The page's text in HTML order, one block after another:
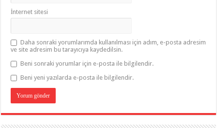
İnternet sitesi
Daha sonraki yorumlarımda kullanılması için adım, e-posta adresim
ve site adresim bu tarayıcıya kaydedilsin.
Beni sonraki yorumlar için e-posta ile bilgilendir.
Beni yeni yazılarda e-posta ile bilgilendir.